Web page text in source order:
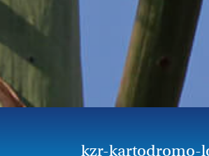
kzr-kartodromo-